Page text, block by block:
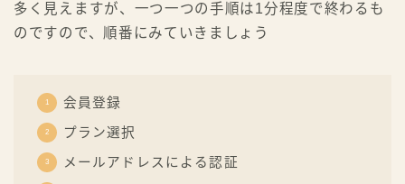
多く見えますが、一つ一つの手順は1分程度で終わるも
のですので、順番にみていきましょう
会員登録
プラン選択
メールアドレスによる認証